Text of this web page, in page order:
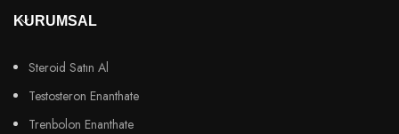
KURUMSAL
Steroid Satın Al
Testosteron Enanthate
Trenbolon Enanthate